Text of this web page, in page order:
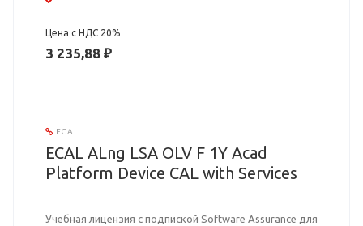
Цена с НДС 20%
3 235,88 ₽
ECAL
ECAL ALng LSA OLV F 1Y Acad
Platform Device CAL with Services
Учебная лицензия с подпиской Software Assurance для